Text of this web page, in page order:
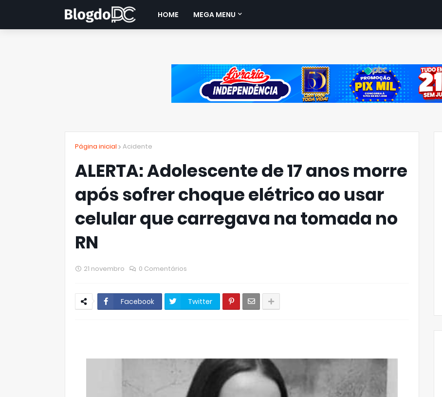
HOME MEGA MENU
Página inicial Acidente
ALERTA: Adolescente de 17 anos morre
após sofrer choque elétrico ao usar
celular que carregava na tomada no
RN
21 novembro 0 Comentários
Facebook Twitter